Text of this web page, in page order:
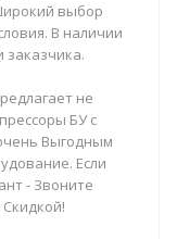
выбор
В наличии
заказчика.
не
БУ с
Выгодным
Если
- Звоните